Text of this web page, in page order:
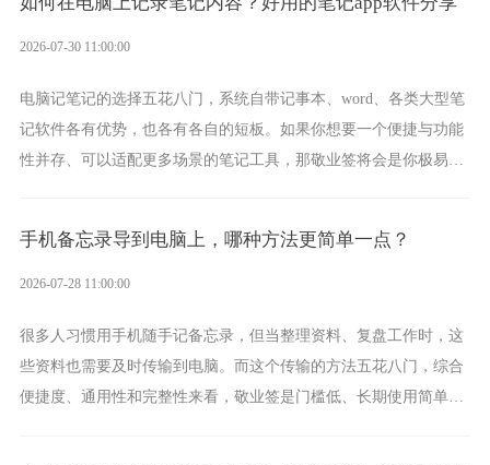
2026-07-30 11:00:00
电脑记笔记的选择五花八门，系统自带记事本、word、各类大型笔
记软件各有优势，也各有各自的短板。如果你想要一个便捷与功能
性并存、可以适配更多场景的笔记工具，那敬业签将会是你极易上
手机备忘录导到电脑上，哪种方法更简单一点？
2026-07-28 11:00:00
很多人习惯用手机随手记备忘录，但当整理资料、复盘工作时，这
些资料也需要及时传输到电脑。而这个传输的方法五花八门，综合
便捷度、通用性和完整性来看，敬业签是门槛低、长期使用简单的